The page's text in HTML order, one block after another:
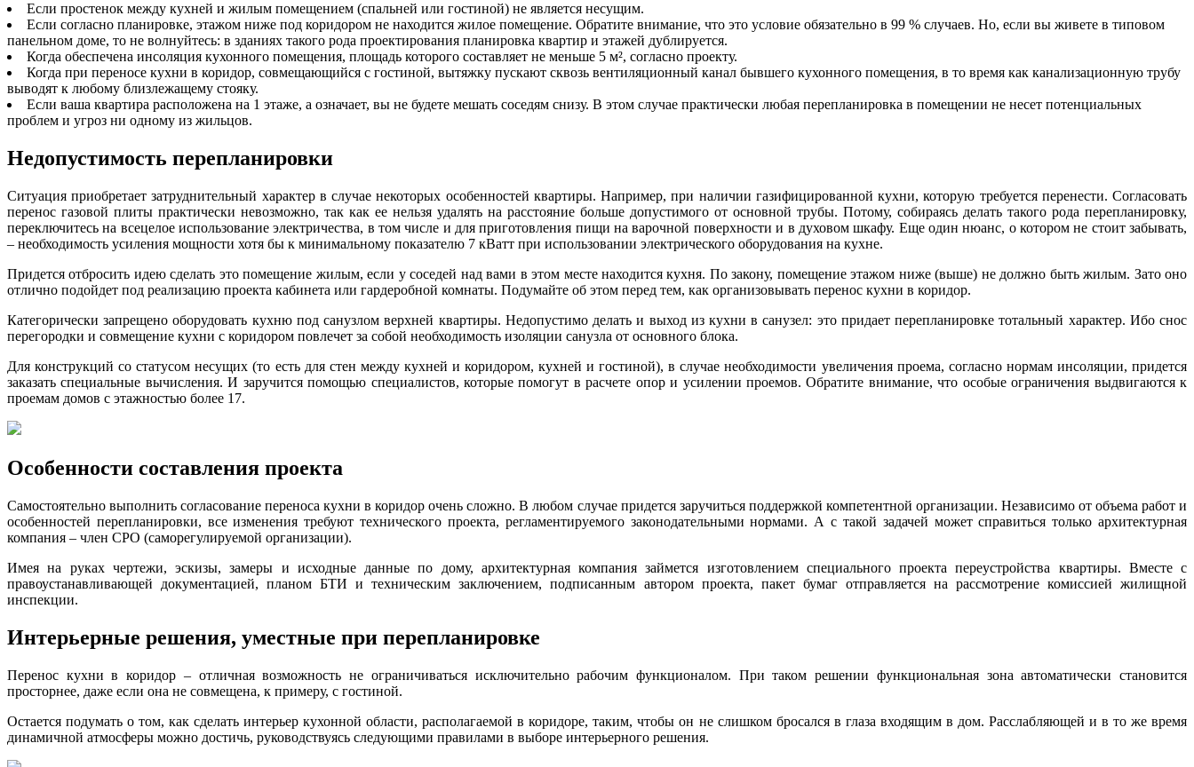
Если простенок между кухней и жилым помещением (спальней или гостиной) не является несущим.
Если согласно планировке, этажом ниже под коридором не находится жилое помещение. Обратите внимание, что это условие обязательно в 99 % случаев. Но, если вы живете в типовом
панельном доме, то не волнуйтесь: в зданиях такого рода проектирования планировка квартир и этажей дублируется.
Когда обеспечена инсоляция кухонного помещения, площадь которого составляет не меньше 5 м², согласно проекту.
Когда при переносе кухни в коридор, совмещающийся с гостиной, вытяжку пускают сквозь вентиляционный канал бывшего кухонного помещения, в то время как канализационную трубу
выводят к любому близлежащему стояку.
Если ваша квартира расположена на 1 этаже, а означает, вы не будете мешать соседям снизу. В этом случае практически любая перепланировка в помещении не несет потенциальных
проблем и угроз ни одному из жильцов.
Недопустимость перепланировки
Ситуация приобретает затруднительный характер в случае некоторых особенностей квартиры. Например, при наличии газифицированной кухни, которую требуется перенести. Согласовать
перенос газовой плиты практически невозможно, так как ее нельзя удалять на расстояние больше допустимого от основной трубы. Потому, собираясь делать такого рода перепланировку,
переключитесь на всецелое использование электричества, в том числе и для приготовления пищи на варочной поверхности и в духовом шкафу. Еще один нюанс, о котором не стоит забывать,
– необходимость усиления мощности хотя бы к минимальному показателю 7 кВатт при использовании электрического оборудования на кухне.
Придется отбросить идею сделать это помещение жилым, если у соседей над вами в этом месте находится кухня. По закону, помещение этажом ниже (выше) не должно быть жилым. Зато оно
отлично подойдет под реализацию проекта кабинета или гардеробной комнаты. Подумайте об этом перед тем, как организовывать перенос кухни в коридор.
Категорически запрещено оборудовать кухню под санузлом верхней квартиры. Недопустимо делать и выход из кухни в санузел: это придает перепланировке тотальный характер. Ибо снос
перегородки и совмещение кухни с коридором повлечет за собой необходимость изоляции санузла от основного блока.
Для конструкций со статусом несущих (то есть для стен между кухней и коридором, кухней и гостиной), в случае необходимости увеличения проема, согласно нормам инсоляции, придется
заказать специальные вычисления. И заручится помощью специалистов, которые помогут в расчете опор и усилении проемов. Обратите внимание, что особые ограничения выдвигаются к
проемам домов с этажностью более 17.
Особенности составления проекта
Самостоятельно выполнить согласование переноса кухни в коридор очень сложно. В любом случае придется заручиться поддержкой компетентной организации. Независимо от объема работ и
особенностей перепланировки, все изменения требуют технического проекта, регламентируемого законодательными нормами. А с такой задачей может справиться только архитектурная
компания – член СРО (саморегулируемой организации).
Имея на руках чертежи, эскизы, замеры и исходные данные по дому, архитектурная компания займется изготовлением специального проекта переустройства квартиры. Вместе с
правоустанавливающей документацией, планом БТИ и техническим заключением, подписанным автором проекта, пакет бумаг отправляется на рассмотрение комиссией жилищной
инспекции.
Интерьерные решения, уместные при перепланировке
Перенос кухни в коридор – отличная возможность не ограничиваться исключительно рабочим функционалом. При таком решении функциональная зона автоматически становится
просторнее, даже если она не совмещена, к примеру, с гостиной.
Остается подумать о том, как сделать интерьер кухонной области, располагаемой в коридоре, таким, чтобы он не слишком бросался в глаза входящим в дом. Расслабляющей и в то же время
динамичной атмосферы можно достичь, руководствуясь следующими правилами в выборе интерьерного решения.